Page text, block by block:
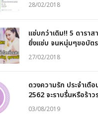
28/02/2018
แซ่บกว่าเดิม!! 5 ดาราส
ยิ่งแซ่บ จนหนุ่มๆขอบัต
27/02/2018
ดวงความรัก ประจำเดื
2562 จะราบรื่นหรือร้าว
03/08/2019